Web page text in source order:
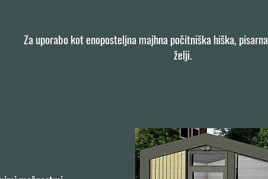
Za uporabo kot enoposteljna majhna počitniška hiška,
želji.